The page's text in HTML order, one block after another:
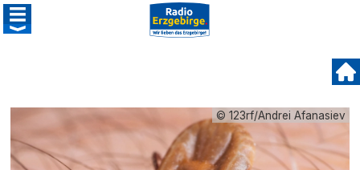
© 123rf/Andrei Afanasiev